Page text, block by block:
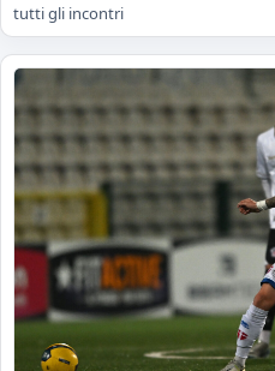
tutti gli incontri